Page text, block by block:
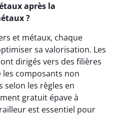
après la
?
et métaux, chaque
sa valorisation. Les
dirigés vers des filières
les composants non
les règles en
gratuit épave à
est essentiel pour